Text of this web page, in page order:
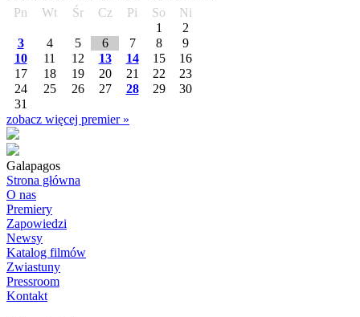
Pn
Wt Śr Cz Pi So
Ni
1
2
3
4 5 6 7 8
9
10
11 12 13 14 15
16
17
18 19 20 21 22
23
24
25 26 27 28 29
30
31
zobacz więcej premier »
Galapagos
Strona główna
O nas
Premiery
Zapowiedzi
Newsy
Katalog filmów
Zwiastuny
Pressroom
Kontakt